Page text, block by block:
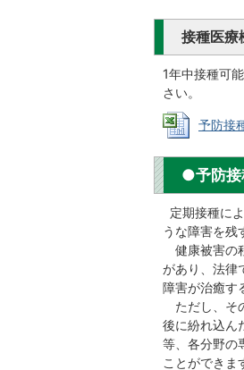
接種医療
1年中接種可
さい。
予防接
●予防接
定期接種に
うな障害を残
健康被害の
があり、法律
障害が治癒す
ただし、そ
後に紛れ込ん
等、各分野の
ことができま